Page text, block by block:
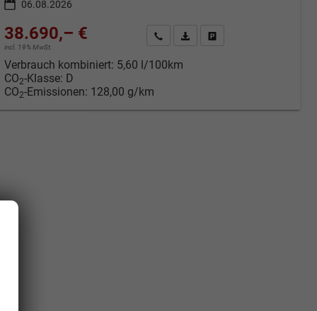
06.08.2026
38.690,– €
incl. 19% MwSt.
Kontakt & Angebot anfordern
PDF-Datei, Fahrzeugexposé
Fahrzeug merken/Expose
Verbrauch kombiniert: 5,60 l/100km
CO2-Klasse: D
CO2-Emissionen: 128,00 g/km